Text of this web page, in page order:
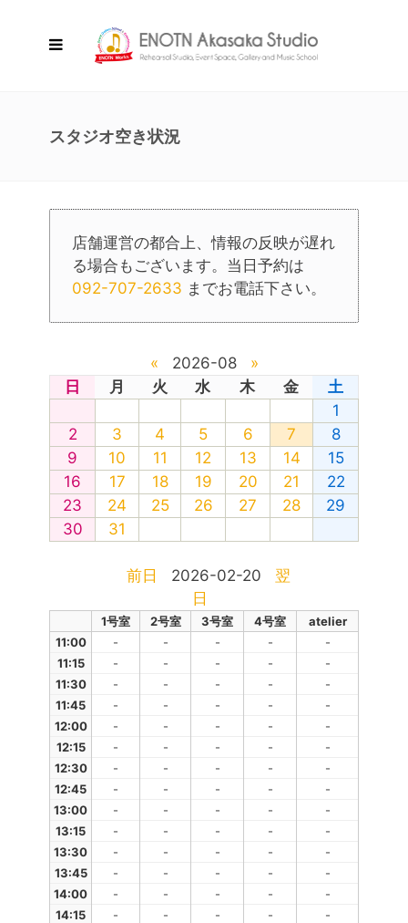
スタジオ空き状況
店舗運営の都合上、情報の反映が遅れ
る場合もございます。当日予約は
092-707-2633 までお電話下さい。
« 2026-08
»
日
月 火 水 木 金
土
1
2
3 4 5 6 7
8
9
10 11 12 13 14
15
16
17 18 19 20 21
22
23
24 25 26 27 28
29
30
31
前日 2026-02-20
翌
日
1号室 2号室 3号室 4号室
atelier
11:00
- - - -
-
11:15
- - - -
-
11:30
- - - -
-
11:45
- - - -
-
12:00
- - - -
-
12:15
- - - -
-
12:30
- - - -
-
12:45
- - - -
-
13:00
- - - -
-
13:15
- - - -
-
13:30
- - - -
-
13:45
- - - -
-
14:00
- - - -
-
14:15
- - - -
-